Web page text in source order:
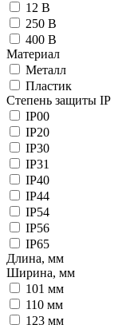
12 В
250 В
400 В
Материал
Металл
Пластик
Степень защиты IP
IP00
IP20
IP30
IP31
IP40
IP44
IP54
IP56
IP65
Длина, мм
Ширина, мм
101 мм
110 мм
123 мм